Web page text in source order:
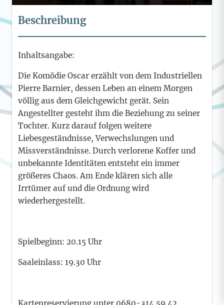
Beschreibung
Inhaltsangabe:
Die Komödie Oscar erzählt von dem Industriellen
Pierre Barnier, dessen Leben an einem Morgen
völlig aus dem Gleichgewicht gerät. Sein
Angestellter gesteht ihm die Beziehung zu seiner
Tochter. Kurz darauf folgen weitere
Liebesgeständnisse, Verwechslungen und
Missverständnisse. Durch verlorene Koffer und
unbekannte Identitäten entsteht ein immer
größeres Chaos. Am Ende klären sich alle
Irrtümer auf und die Ordnung wird
wiederhergestellt.
Spielbeginn: 20.15 Uhr
Saaleinlass: 19.30 Uhr